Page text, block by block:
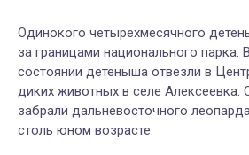
Одинокого четырехмесячного
за границами национального парка.
состоянии детеныша отвезли в
диких животных в селе Алексеевка.
забрали дальневосточного
столь юном возрасте.